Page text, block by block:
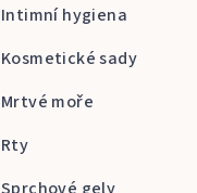
Intimní hygiena
Kosmetické sady
Mrtvé moře
Rty